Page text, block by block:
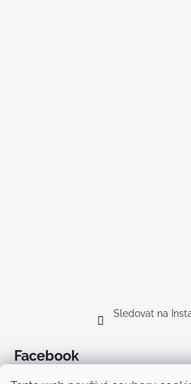
Sledovat na
Facebook